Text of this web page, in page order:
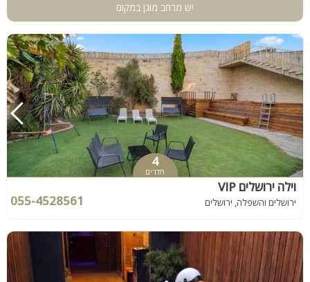
יש מרחב מוגן במקום
4
חדרים
וילה ירושלים VIP
ירושלים והשפלה, ירושלים 055-4528561